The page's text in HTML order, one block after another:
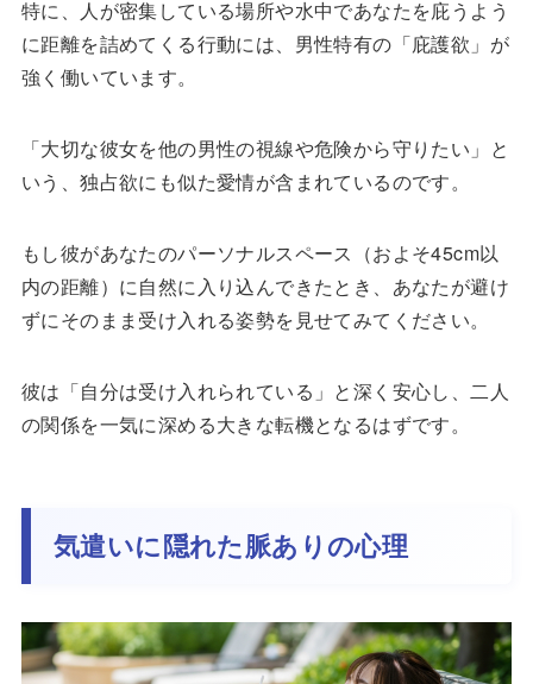
特に、人が密集している場所や水中であなたを庇うよう
に距離を詰めてくる行動には、男性特有の「庇護欲」が
強く働いています。
「大切な彼女を他の男性の視線や危険から守りたい」と
いう、独占欲にも似た愛情が含まれているのです。
もし彼があなたのパーソナルスペース（およそ45cm以
内の距離）に自然に入り込んできたとき、あなたが避け
ずにそのまま受け入れる姿勢を見せてみてください。
彼は「自分は受け入れられている」と深く安心し、二人
の関係を一気に深める大きな転機となるはずです。
気遣いに隠れた脈ありの心理